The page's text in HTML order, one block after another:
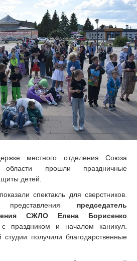
местного отделения Союза
прошли праздничные
детей.
спектакль для сверстников.
представления председатель
СЖЛО Елена Борисенко
с праздником и началом каникул.
студии получили благодарственные